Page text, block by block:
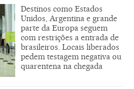
Destinos como Estados
Unidos, Argentina e grande
parte da Europa seguem
com restrições a entrada de
brasileiros. Locais liberados
pedem testagem negativa ou
quarentena na chegada